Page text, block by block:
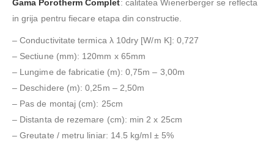
Gama Porotherm Complet: calitatea Wienerberger se reflecta
in grija pentru fiecare etapa din constructie.
– Conductivitate termica λ 10dry [W/m K]: 0,727
– Sectiune (mm): 120mm x 65mm
– Lungime de fabricatie (m): 0,75m – 3,00m
– Deschidere (m): 0,25m – 2,50m
– Pas de montaj (cm): 25cm
– Distanta de rezemare (cm): min 2 x 25cm
– Greutate / metru liniar: 14.5 kg/ml ± 5%